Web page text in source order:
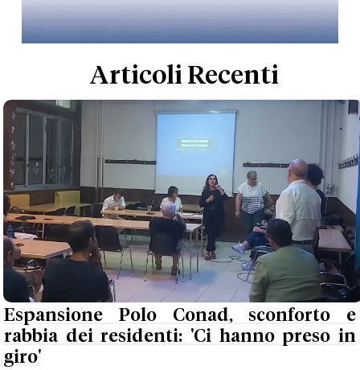
Articoli Recenti
Espansione Polo Conad, sconforto e
rabbia dei residenti: 'Ci hanno preso in
giro'